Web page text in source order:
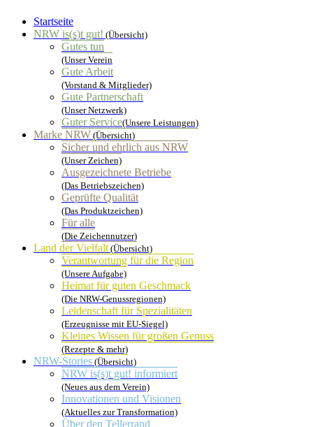
Startseite
NRW is(s)t gut! (Übersicht)
Gutes tun
(Unser Verein
Gute Arbeit
(Vorstand & Mitglieder)
Gute Partnerschaft
(Unser Netzwerk)
Guter Service(Unsere Leistungen)
Marke NRW (Übersicht)
Sicher und ehrlich aus NRW
(Unser Zeichen)
Ausgezeichnete Betriebe
(Das Betriebszeichen)
Geprüfte Qualität
(Das Produktzeichen)
Für alle
(Die Zeichennutzer)
Land der Vielfalt(Übersicht)
Verantwortung für die Region
(Unsere Aufgabe)
Heimat für guten Geschmack
(Die NRW-Genussregionen)
Leidenschaft für Spezialitäten
(Erzeugnisse mit EU-Siegel)
Kleines Wissen für großen Genuss
(Rezepte & mehr)
NRW-Stories (Übersicht)
NRW is(s)t gut! informiert
(Neues aus dem Verein)
Innovationen und Visionen
(Aktuelles zur Transformation)
Über den Tellerrand